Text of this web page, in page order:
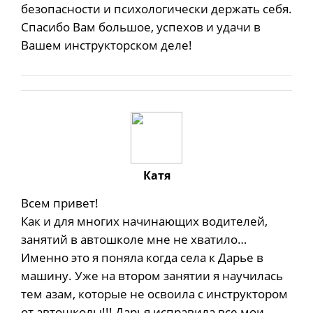
безопасности и психологически держать себя.
Спасибо Вам большое, успехов и удачи в
Вашем инструкторском деле!
Катя
Всем привет!
Как и для многих начинающих водителей,
занятий в автошколе мне не хватило…
Именно это я поняла когда села к Дарье в
машину. Уже на втором занятии я научилась
тем азам, которые не освоила с инструктором